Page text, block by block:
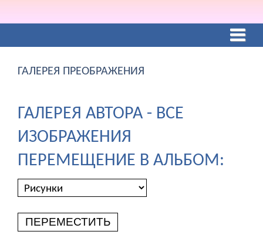
ГАЛЕРЕЯ ПРЕОБРАЖЕНИЯ
ГАЛЕРЕЯ АВТОРА - ВСЕ
ИЗОБРАЖЕНИЯ
ПЕРЕМЕЩЕНИЕ В АЛЬБОМ:
ПЕРЕМЕСТИТЬ